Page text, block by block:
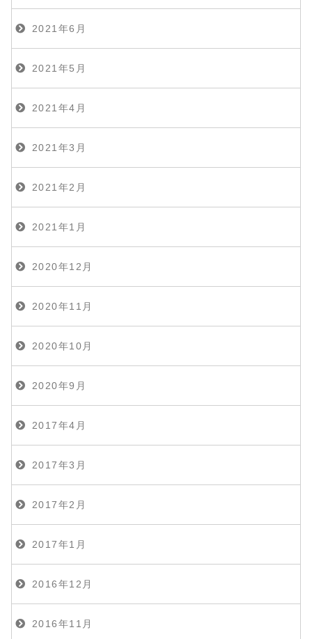
2021年6月
2021年5月
2021年4月
2021年3月
2021年2月
2021年1月
2020年12月
2020年11月
2020年10月
2020年9月
2017年4月
2017年3月
2017年2月
2017年1月
2016年12月
2016年11月